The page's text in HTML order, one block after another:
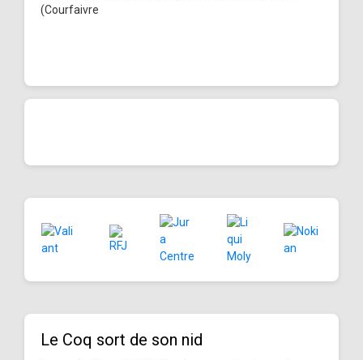
(Courfaivre
Le Coq sort de son nid